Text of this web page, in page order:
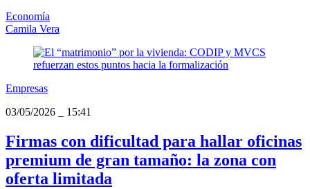
Economía
Camila Vera
Empresas
03/05/2026
15:41
Firmas con dificultad para hallar oficinas
premium de gran tamaño: la zona con
oferta limitada